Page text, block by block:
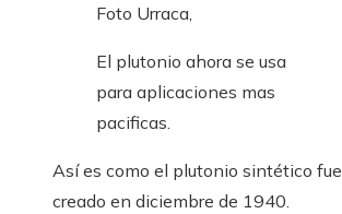
Foto Urraca,
El plutonio ahora se usa
para aplicaciones mas
pacificas.
Así es como el plutonio sintético fue
creado en diciembre de 1940.